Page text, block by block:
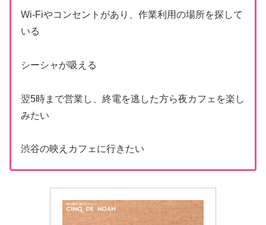
Wi-Fiやコンセントがあり、作業利用の場所を探して
いる
シーシャが吸える
翌5時まで営業し、終電を逃した方ら夜カフェを楽し
みたい
渋谷の映えカフェに行きたい